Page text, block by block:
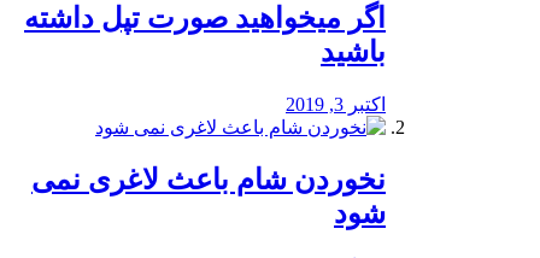
اگر میخواهید صورت تپل داشته
باشید
اکتبر 3, 2019
نخوردن شام باعث لاغری نمی
‌شود